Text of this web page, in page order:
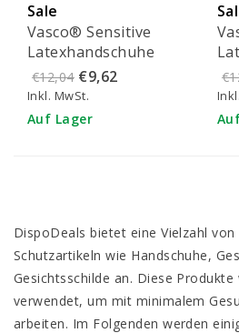
Sale
Vasco® Sensitive
Latexhandschuhe
puderfrei - M (100
Stück)
€12,04 €9,62
Inkl. MwSt.
Auf Lager
DispoDeals bietet eine Vielzahl
Schutzartikeln wie Handschuhe,
Gesichtsschilde an. Diese
verwendet, um mit minimalem
arbeiten. Im Folgenden werden